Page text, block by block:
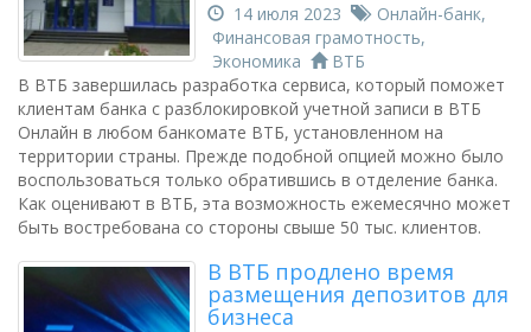
14 июля 2023 Онлайн-банк,
Финансовая грамотность,
Экономика
ВТБ
В ВТБ завершилась разработка сервиса, который поможет
клиентам банка с разблокировкой учетной записи в ВТБ
Онлайн в любом банкомате ВТБ, установленном на
территории страны. Прежде подобной опцией можно было
воспользоваться только обратившись в отделение банка.
Как оценивают в ВТБ, эта возможность ежемесячно может
быть востребована со стороны свыше 50 тыс. клиентов.
В ВТБ продлено время
размещения депозитов для
бизнеса